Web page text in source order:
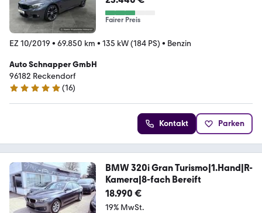
Fairer Preis
EZ 10/2019 • 69.850 km • 135 kW (184 PS) • Benzin
Auto Schnapper GmbH
96182 Reckendorf
4.8 Sterne
(16)
Kontakt Parken
BMW 320i Gran Turismo|1.Hand|R-
Kamera|8-fach Bereift
18.990 €
19% MwSt.